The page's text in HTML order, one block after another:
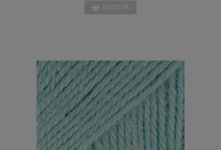
KOSZYK